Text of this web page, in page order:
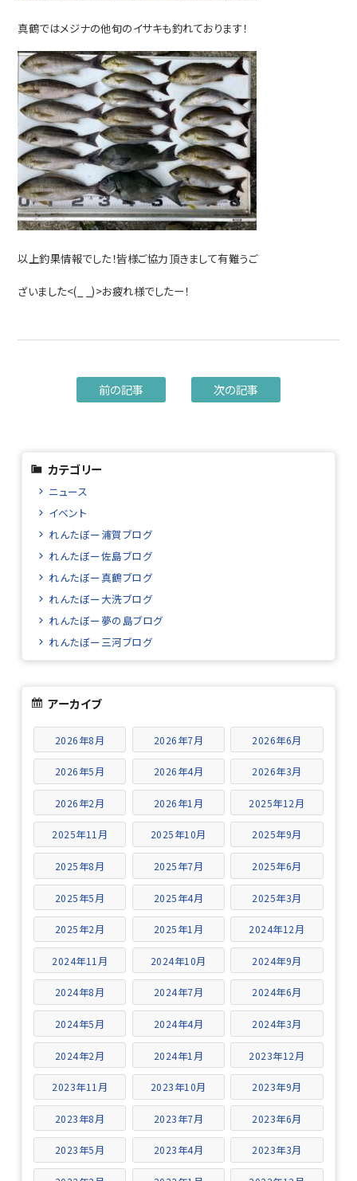
真鶴ではメジナの他旬のイサキも釣れております！
以上釣果情報でした！皆様ご協力頂きまして有難うご
ざいました<(_ _)>お疲れ様でしたー！
前の記事 次の記事
カテゴリー
ニュース
イベント
れんたぼー浦賀ブログ
れんたぼー佐島ブログ
れんたぼー真鶴ブログ
れんたぼー大洗ブログ
れんたぼー夢の島ブログ
れんたぼー三河ブログ
アーカイブ
2026年8月 2026年7月 2026年6月
2026年5月 2026年4月 2026年3月
2026年2月 2026年1月 2025年12月
2025年11月 2025年10月 2025年9月
2025年8月 2025年7月 2025年6月
2025年5月 2025年4月 2025年3月
2025年2月 2025年1月 2024年12月
2024年11月 2024年10月 2024年9月
2024年8月 2024年7月 2024年6月
2024年5月 2024年4月 2024年3月
2024年2月 2024年1月 2023年12月
2023年11月 2023年10月 2023年9月
2023年8月 2023年7月 2023年6月
2023年5月 2023年4月 2023年3月